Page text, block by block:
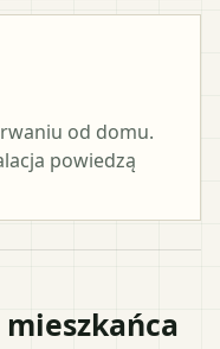
od domu.
powiedzą